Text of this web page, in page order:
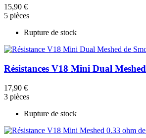
15,90 €
5 pièces
Rupture de stock
Résistances V18 Mini Dual Meshed
17,90 €
3 pièces
Rupture de stock